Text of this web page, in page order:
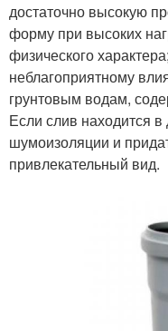
достаточно высокую
форму при высоких
физического
неблагоприятному
грунтовым водам,
Если слив находится
шумоизоляции и
привлекательный вид.